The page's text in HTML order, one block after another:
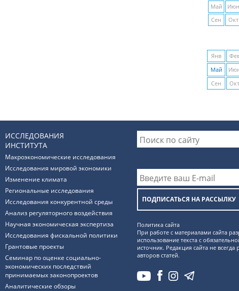
Май
Июн
Сен
Окт
Янв
Май
Сен
Окт
ИССЛЕДОВАНИЯ
ИНСТИТУТА
Макроэкономические исследования
Исследования мировой экономики
Изменение климата
Региональные исследования
Исследования конкурентной среды
Анализ регуляторного воздействия
Научная экономическая экспертиза
Исследования фискальной политики
Грантовые проекты
Семинар по оценке социально-
экономических последствий
принимаемых законопроектов
Аналитические обзоры
ПОДПИСАТЬСЯ НА РАССЫЛКУ
Политика сайта
При работе с материалами сайта
использование текста с
источник. Редакция сайта не всегда
авторов статей.